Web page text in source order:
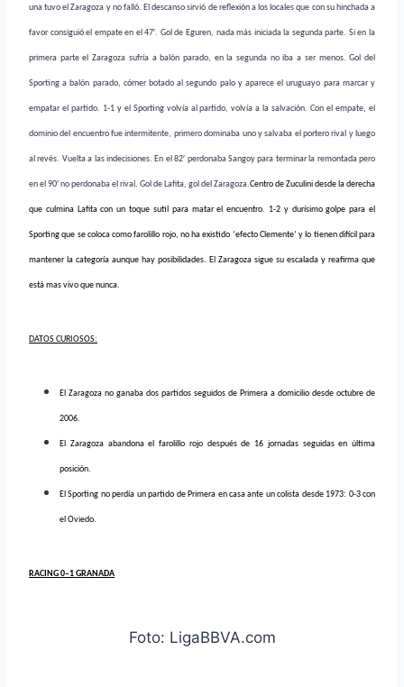
una tuvo el Zaragoza y no falló. El descanso sirvió de reflexión a los locales que con su hinchada a
favor consiguió el empate en el 47′. Gol de Eguren, nada más iniciada la segunda parte. Si en la
primera parte el Zaragoza sufría a balón parado, en la segunda no iba a ser menos. Gol del
Sporting a balón parado, córner botado al segundo palo y aparece el uruguayo para marcar y
empatar el partido. 1-1 y el Sporting volvía al partido, volvía a la salvación. Con el empate, el
dominio del encuentro fue intermitente, primero dominaba uno y salvaba el portero rival y luego
al revés. Vuelta a las indecisiones. En el 82′ perdonaba Sangoy para terminar la remontada pero
en el 90′ no perdonaba el rival. Gol de Lafita, gol del Zaragoza.Centro de Zuculini desde la derecha
que culmina Lafita con un toque sutil para matar el encuentro. 1-2 y durísimo golpe para el
Sporting que se coloca como farolillo rojo, no ha existido ‘efecto Clemente’ y lo tienen difícil para
mantener la categoría aunque hay posibilidades. El Zaragoza sigue su escalada y reafirma que
está mas vivo que nunca.
DATOS CURIOSOS:
El Zaragoza no ganaba dos partidos seguidos de Primera a domicilio desde octubre de
2006.
El Zaragoza abandona el farolillo rojo después de 16 jornadas seguidas en última
posición.
El Sporting no perdía un partido de Primera en casa ante un colista desde 1973: 0-3 con
el Oviedo.
RACING 0–1 GRANADA
Foto: LigaBBVA.com